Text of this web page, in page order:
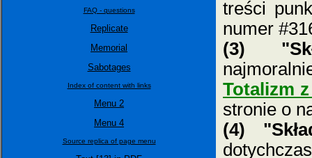
FAQ - questions
Replicate
Memorial
Sabotages
Index of content with links
Menu 2
Menu 4
Source replica of page menu
treści
numer
(3)
Totalizm
stronie o
(4)